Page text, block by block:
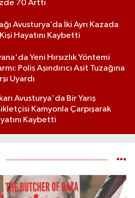
70 Arttı
Avusturya’da İki Ayrı Kazada
Kişi Hayatını Kaybetti
Yeni Hırsızlık Yöntemi
Polis Aşındırıcı Asit Tuzağına
Uyardı
Avusturya'da Bir Yarış
Kamyonla Çarpışarak
Kaybetti